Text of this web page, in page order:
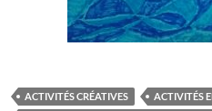
ACTIVITÉS CRÉATIVES
ACTIVITÉS